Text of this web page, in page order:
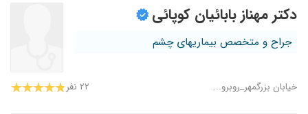
دکتر مهناز بابائیان کوپائی
جراح و متخصص بیماریهای چشم
خیابان بزرگمهر_روبرو... ۲۲ نفر